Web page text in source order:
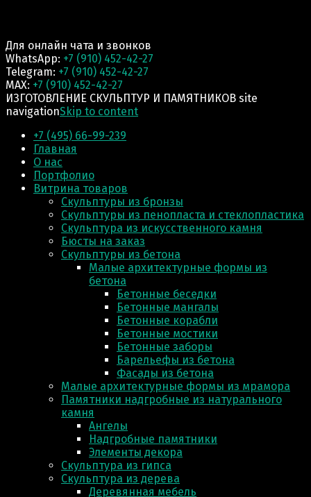
Для онлайн чата и звонков
WhatsApp: +7 (910) 452-42-27
Telegram: +7 (910) 452-42-27
MAX: +7 (910) 452-42-27
ИЗГОТОВЛЕНИЕ СКУЛЬПТУР И ПАМЯТНИКОВ site
navigationSkip to content
+7 (495) 66-99-239
Главная
О нас
Портфолио
Витрина товаров
Скульптуры из бронзы
Скульптуры из пенопласта и стеклопластика
Скульптура из искусственного камня
Бюсты на заказ
Скульптуры из бетона
Малые архитектурные формы из
бетона
Бетонные беседки
Бетонные мангалы
Бетонные корабли
Бетонные мостики
Бетонные заборы
Барельефы из бетона
Фасады из бетона
Малые архитектурные формы из мрамора
Памятники надгробные из натурального
камня
Ангелы
Надгробные памятники
Элементы декора
Скульптура из гипса
Скульптура из деревa
Деревянная мебель